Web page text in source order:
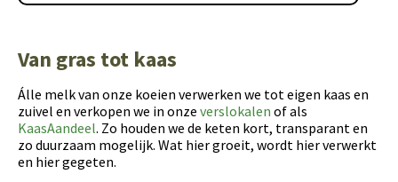
Van gras tot kaas
Álle melk van onze koeien verwerken we tot eigen kaas en
zuivel en verkopen we in onze verslokalen of als
KaasAandeel. Zo houden we de keten kort, transparant en
zo duurzaam mogelijk. Wat hier groeit, wordt hier verwerkt
en hier gegeten.